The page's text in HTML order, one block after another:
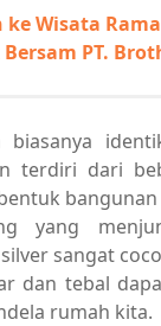
ke Wisata
PT.
biasanya
terdiri dari
yang
sangat
dan tebal
rumah kita.